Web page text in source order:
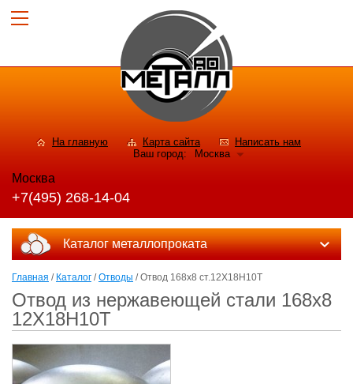
На главную Карта сайта
Написать нам
Ваш город:
Москва
Москва
+7(495) 268-14-04
Каталог металлопроката
Главная / Каталог /Отводы / Отвод 168х8 ст.12Х18Н10Т
Отвод из нержавеющей стали 168х8
12Х18Н10Т